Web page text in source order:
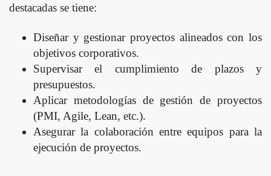
destacadas se tiene:
Diseñar y gestionar proyectos alineados con los
objetivos corporativos.
Supervisar el cumplimiento de plazos y
presupuestos.
Aplicar metodologías de gestión de proyectos
(PMI, Agile, Lean, etc.).
Asegurar la colaboración entre equipos para la
ejecución de proyectos.